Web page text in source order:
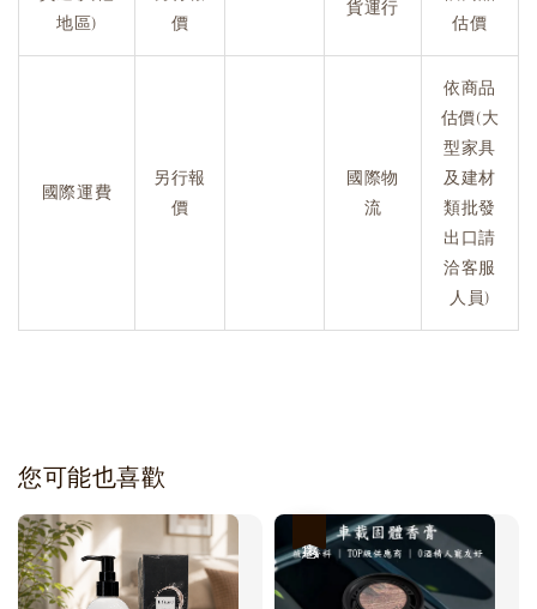
地區)
價
貨運行
估價
國際運費
另行報
價
國際物
流
依商品
估價(大
型家具
及建材
類批發
出口請
洽客服
人員)
您可能也喜歡